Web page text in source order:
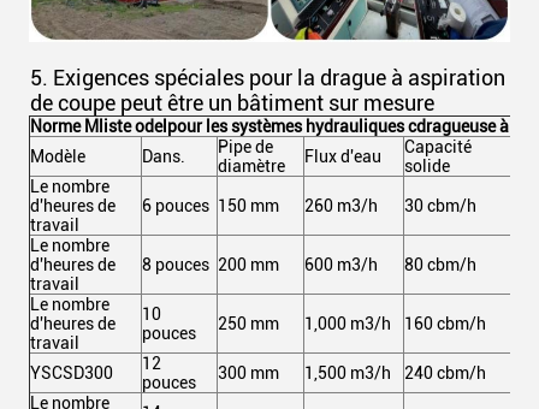
5. Exigences spéciales pour la drague à aspiration
de coupe peut être un bâtiment sur mesure
Norme M liste odel pour les systèmes hydrauliques cdragueuse à
Modèle
Dans.
Pipe de
diamètre
Flux d'eau
Capacité
solide
Le nombre
d'heures de
travail
6 pouces 150 mm 260 m3/h 30 cbm/h
Le nombre
d'heures de
travail
8 pouces 200 mm 600 m3/h 80 cbm/h
Le nombre
d'heures de
travail
10
pouces
250 mm 1,000 m3/h 160 cbm/h
YSCSD300
12
pouces
300 mm 1,500 m3/h 240 cbm/h
Le nombre